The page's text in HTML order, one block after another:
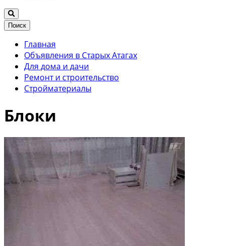
Поиск
Главная
Объявления в Старых Атагах
Для дома и дачи
Ремонт и строительство
Стройматериалы
Блоки